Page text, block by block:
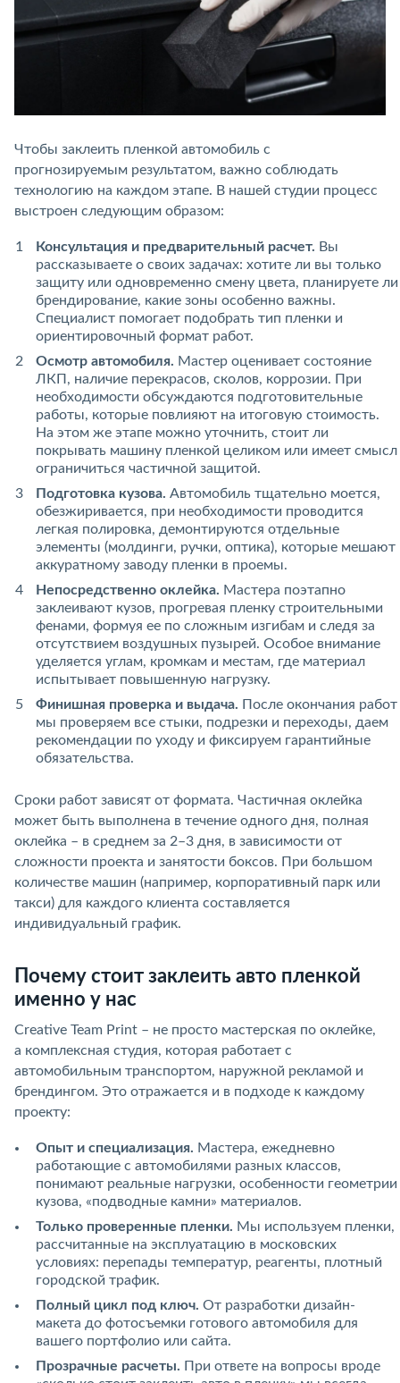
Чтобы заклеить пленкой автомобиль с
прогнозируемым результатом, важно соблюдать
технологию на каждом этапе. В нашей студии процесс
выстроен следующим образом:
Консультация и предварительный расчет. Вы
рассказываете о своих задачах: хотите ли вы только
защиту или одновременно смену цвета, планируете ли
брендирование, какие зоны особенно важны.
Специалист помогает подобрать тип пленки и
ориентировочный формат работ.
Осмотр автомобиля. Мастер оценивает состояние
ЛКП, наличие перекрасов, сколов, коррозии. При
необходимости обсуждаются подготовительные
работы, которые повлияют на итоговую стоимость.
На этом же этапе можно уточнить, стоит ли
покрывать машину пленкой целиком или имеет смысл
ограничиться частичной защитой.
Подготовка кузова. Автомобиль тщательно моется,
обезжиривается, при необходимости проводится
легкая полировка, демонтируются отдельные
элементы (молдинги, ручки, оптика), которые мешают
аккуратному заводу пленки в проемы.
Непосредственно оклейка. Мастера поэтапно
заклеивают кузов, прогревая пленку строительными
фенами, формуя ее по сложным изгибам и следя за
отсутствием воздушных пузырей. Особое внимание
уделяется углам, кромкам и местам, где материал
испытывает повышенную нагрузку.
Финишная проверка и выдача. После окончания работ
мы проверяем все стыки, подрезки и переходы, даем
рекомендации по уходу и фиксируем гарантийные
обязательства.
Сроки работ зависят от формата. Частичная оклейка
может быть выполнена в течение одного дня, полная
оклейка – в среднем за 2–3 дня, в зависимости от
сложности проекта и занятости боксов. При большом
количестве машин (например, корпоративный парк или
такси) для каждого клиента составляется
индивидуальный график.
Почему стоит заклеить авто пленкой
именно у нас
Creative Team Print – не просто мастерская по оклейке,
а комплексная студия, которая работает с
автомобильным транспортом, наружной рекламой и
брендингом. Это отражается и в подходе к каждому
проекту:
Опыт и специализация. Мастера, ежедневно
работающие с автомобилями разных классов,
понимают реальные нагрузки, особенности геометрии
кузова, «подводные камни» материалов.
Только проверенные пленки. Мы используем пленки,
рассчитанные на эксплуатацию в московских
условиях: перепады температур, реагенты, плотный
городской трафик.
Полный цикл под ключ. От разработки дизайн-
макета до фотосъемки готового автомобиля для
вашего портфолио или сайта.
Прозрачные расчеты. При ответе на вопросы вроде